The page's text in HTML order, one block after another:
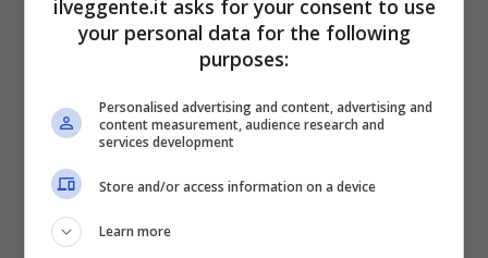
Mostra Informazioni
PlanetWin365
BONUS PLANETWIN365: FINO A 2050€
Planetwin365: 2050€ per sport e scommesse
in Bonus Scommesse + 100% fino a 50€ in Bonus
ilveggente.it asks for your consent to use
your personal data for the following
purposes:
Personalised advertising and content, advertising and
content measurement, audience research and
services development
Store and/or access information on a device
Learn more